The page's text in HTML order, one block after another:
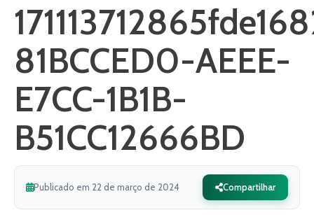
81BCCED0-AEEE-
E7CC-1B1B-
B51CC12666BD
Publicado em 22 de março de 2024 Compartilhar